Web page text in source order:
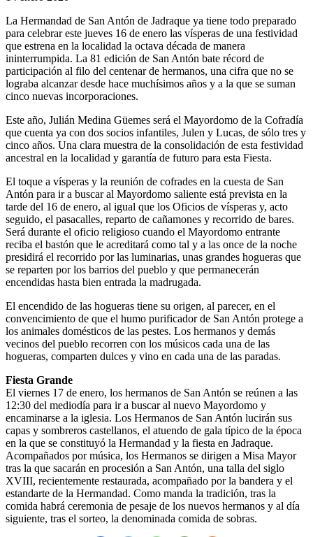
La Hermandad de San Antón de Jadraque ya tiene todo preparado
para celebrar este jueves 16 de enero las vísperas de una festividad
que estrena en la localidad la octava década de manera
ininterrumpida. La 81 edición de San Antón bate récord de
participación al filo del centenar de hermanos, una cifra que no se
lograba alcanzar desde hace muchísimos años y a la que se suman
cinco nuevas incorporaciones.
Este año, Julián Medina Güemes será el Mayordomo de la Cofradía
que cuenta ya con dos socios infantiles, Julen y Lucas, de sólo tres y
cinco años. Una clara muestra de la consolidación de esta festividad
ancestral en la localidad y garantía de futuro para esta Fiesta.
El toque a vísperas y la reunión de cofrades en la cuesta de San
Antón para ir a buscar al Mayordomo saliente está prevista en la
tarde del 16 de enero, al igual que los Oficios de vísperas y, acto
seguido, el pasacalles, reparto de cañamones y recorrido de bares.
Será durante el oficio religioso cuando el Mayordomo entrante
reciba el bastón que le acreditará como tal y a las once de la noche
presidirá el recorrido por las luminarias, unas grandes hogueras que
se reparten por los barrios del pueblo y que permanecerán
encendidas hasta bien entrada la madrugada.
El encendido de las hogueras tiene su origen, al parecer, en el
convencimiento de que el humo purificador de San Antón protege a
los animales domésticos de las pestes. Los hermanos y demás
vecinos del pueblo recorren con los músicos cada una de las
hogueras, comparten dulces y vino en cada una de las paradas.
Fiesta Grande
El viernes 17 de enero, los hermanos de San Antón se reúnen a las
12:30 del mediodía para ir a buscar al nuevo Mayordomo y
encaminarse a la iglesia. Los Hermanos de San Antón lucirán sus
capas y sombreros castellanos, el atuendo de gala típico de la época
en la que se constituyó la Hermandad y la fiesta en Jadraque.
Acompañados por música, los Hermanos se dirigen a Misa Mayor
tras la que sacarán en procesión a San Antón, una talla del siglo
XVIII, recientemente restaurada, acompañado por la bandera y el
estandarte de la Hermandad. Como manda la tradición, tras la
comida habrá ceremonia de pesaje de los nuevos hermanos y al día
siguiente, tras el sorteo, la denominada comida de sobras.